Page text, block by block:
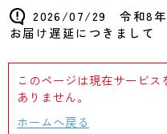
2026/07/29 令和8年
お届け遅延につきまして
このページは現在サービ
ありません。
ホームへ戻る